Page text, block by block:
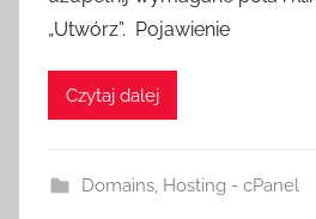
„Utwórz”. Pojawienie
Czytaj dalej
Domains, Hosting - cPanel